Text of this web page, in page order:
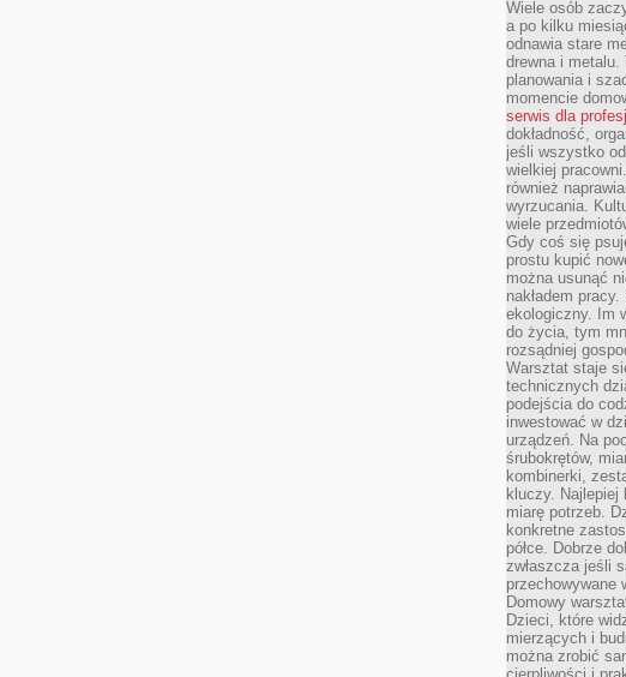
Wiele osób
a po kilku
odnawia stare
drewna i
planowania i
momencie
serwis dla
dokładność,
jeśli wszystko
wielkiej
również
wyrzucania.
wiele
Gdy coś się
prostu kupić
można usunąć
nakładem
ekologiczny. Im
do życia, tym
rozsądniej
Warsztat staje
technicznych
podejścia do
inwestować w
urządzeń. Na
śrubokrętów,
kombinerki,
kluczy. Najlepiej
miarę potrzeb.
konkretne
półce. Dobrze
zwłaszcza jeśli
przechowywane
Domowy
Dzieci, które
mierzących i
można zrobić